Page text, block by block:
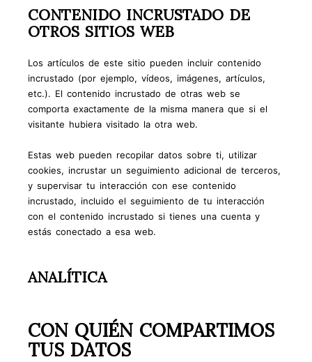
CONTENIDO INCRUSTADO DE
OTROS SITIOS WEB
Los artículos de este sitio pueden incluir contenido
incrustado (por ejemplo, vídeos, imágenes, artículos,
etc.). El contenido incrustado de otras web se
comporta exactamente de la misma manera que si el
visitante hubiera visitado la otra web.
Estas web pueden recopilar datos sobre ti, utilizar
cookies, incrustar un seguimiento adicional de terceros,
y supervisar tu interacción con ese contenido
incrustado, incluido el seguimiento de tu interacción
con el contenido incrustado si tienes una cuenta y
estás conectado a esa web.
ANALÍTICA
CON QUIÉN COMPARTIMOS
TUS DATOS